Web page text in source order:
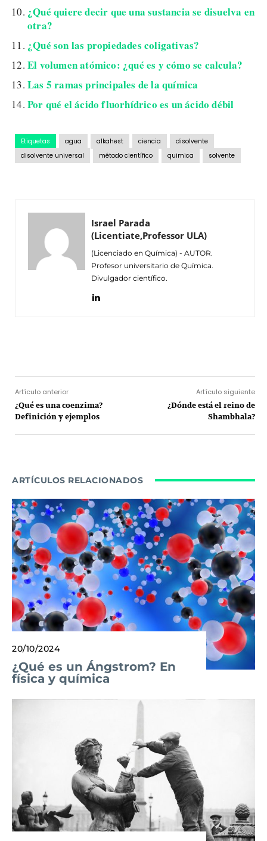
¿Qué quiere decir que una sustancia se disuelva en
otra?
¿Qué son las propiedades coligativas?
El volumen atómico: ¿qué es y cómo se calcula?
Las 5 ramas principales de la química
Por qué el ácido fluorhídrico es un ácido débil
Etiquetas agua alkahest ciencia
disolvente
disolvente universal
método científico quimica solvente
Israel Parada
(Licentiate,Professor ULA)
(Licenciado en Química) - AUTOR.
Profesor universitario de Química.
Divulgador científico.
Artículo anterior
¿Qué es una coenzima?
Definición y ejemplos
Artículo siguiente
¿Dónde está el reino de
Shambhala?
ARTÍCULOS RELACIONADOS
20/10/2024
¿Qué es un Ángstrom? En
física y química